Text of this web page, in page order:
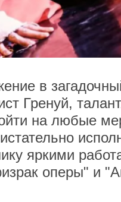
в
Гренуй,
на любые
яркими
оперы" и